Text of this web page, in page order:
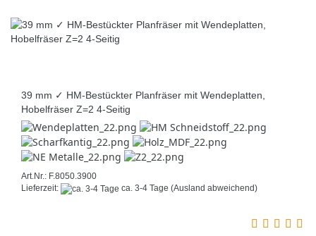
39 mm ✓ HM-Bestückter Planfräser mit Wendeplatten,
Hobelfräser Z=2 4-Seitig
Art.Nr.: F.8050.3900
Lieferzeit:
ca. 3-4 Tage (Ausland abweichend)